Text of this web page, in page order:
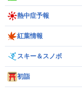
熱中症予報
紅葉情報
スキー＆スノボ
初詣